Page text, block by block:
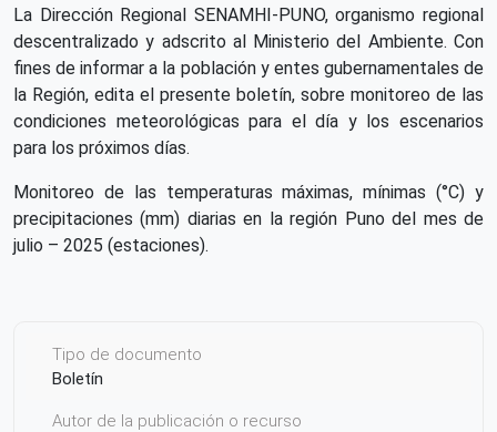
La Dirección Regional SENAMHI-PUNO, organismo regional
descentralizado y adscrito al Ministerio del Ambiente. Con
fines de informar a la población y entes gubernamentales de
la Región, edita el presente boletín, sobre monitoreo de las
condiciones meteorológicas para el día y los escenarios
para los próximos días.
Monitoreo de las temperaturas máximas, mínimas (°C) y
precipitaciones (mm) diarias en la región Puno del mes de
julio – 2025 (estaciones).
Tipo de documento
Boletín
Autor de la publicación o recurso